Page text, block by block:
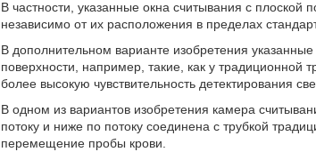
В частности, указанные окна считывания с
независимо от их расположения в пределах
В дополнительном варианте изобретения
поверхности, например, такие, как у традиционной
более высокую чувствительность детектирования
В одном из вариантов изобретения камера
потоку и ниже по потоку соединена с трубкой
перемещение пробы крови.